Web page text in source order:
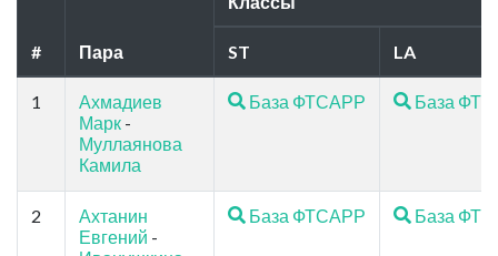
# Пара ST LA
1
Ахмадиев
Марк -
Муллаянова
Камила
База ФТСАРР База
2
Ахтанин
Евгений -
База ФТСАРР База